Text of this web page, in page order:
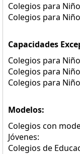
Colegios para
Colegios para
Capacidades
Colegios para
Colegios para
Colegios para
Modelos:
Colegios con
Jóvenes:
Colegios de